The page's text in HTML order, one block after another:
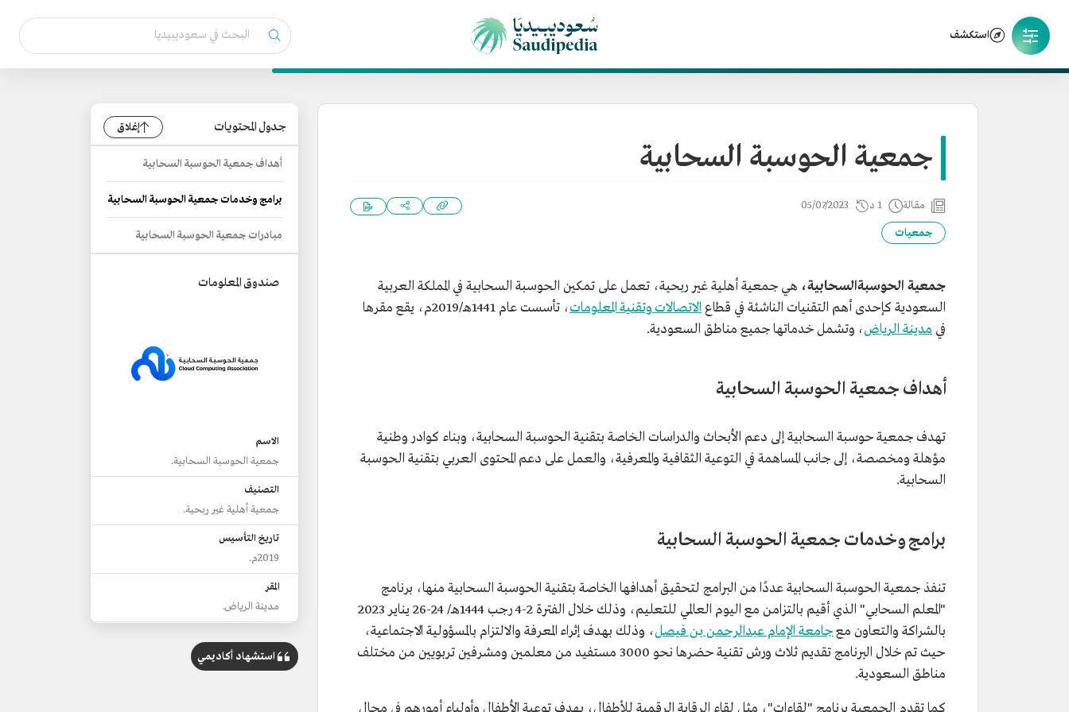
استكشف
جمعية الحوسبة السحابية
مقالة 1 د 05/07/2023
جمعيات
جمعية الحوسبةالسحابية، هي جمعية أهلية غير ربحية، تعمل على تمكين الحوسبة السحابية في المملكة العربية
السعودية كإحدى أهم التقنيات الناشئة في قطاع الاتصالات وتقنية المعلومات
، تأسست عام 1441هـ/2019م، يقع مقرها
في مدينة الرياض، وتشمل خدماتها جميع مناطق السعودية.
أهداف جمعية الحوسبة السحابية
تهدف جمعية حوسبة السحابية إلى دعم الأبحاث والدراسات الخاصة بتقنية الحوسبة السحابية، وبناء كوادر وطنية
مؤهلة ومخصصة، إلى جانب المساهمة في التوعية الثقافية والمعرفية، والعمل على دعم المحتوى العربي بتقنية الحوسبة
السحابية.
برامج وخدمات جمعية الحوسبة السحابية
تنفذ جمعية الحوسبة السحابية عددًا من البرامج لتحقيق أهدافها الخاصة بتقنية الحوسبة السحابية منها، برنامج
"المعلم السحابي" الذي أقيم بالتزامن مع اليوم العالمي للتعليم، وذلك خلال الفترة 2-4 رجب 1444هـ/ 24-26 يناير 2023
بالشراكة والتعاون معجامعة الإمام عبدالرحمن بن فيصل، وذلك بهدف إثراء المعرفة والالتزام بالمسؤولية الاجتماعية،
حيث تم خلال البرنامج تقديم ثلاث ورش تقنية حضرها نحو 3000 مستفيد من معلمين ومشرفين تربويين من مختلف
مناطق السعودية.
كما تقدم الجمعية برنامج "لقاءات"، مثل لقاء الرقابة الرقمية للأطفال، بهدف توعية الأطفال وأولياء أمورهم في مجال
جدول المحتويات إغلاق
أهداف جمعية الحوسبة السحابية
برامج وخدمات جمعية الحوسبة السحابية
مبادرات جمعية الحوسبة السحابية
صندوق المعلومات
الاسم
جمعية الحوسبة السحابية.
التصنيف
جمعية أهلية غير ربحية.
تاريخ التأسيس
2019م.
المقر
مدينة الرياض.
دعم الأبحاث والدراسات الخاصة بتقنية
الحوسبة السحابية.
استشهاد أكاديمي